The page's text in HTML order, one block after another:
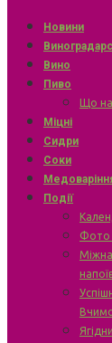
Новини
Вино
Пиво
Що на
Міцні
Сидри
Соки
Події
Фото